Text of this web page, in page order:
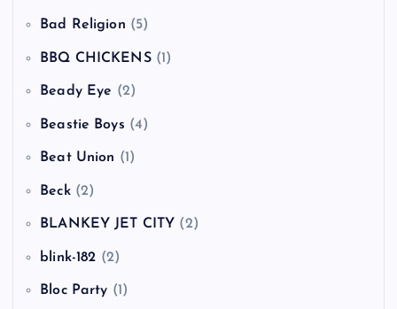
Bad Religion (5)
BBQ CHICKENS(1)
Beady Eye (2)
Beastie Boys (4)
Beat Union (1)
Beck(2)
BLANKEY JET CITY (2)
blink-182 (2)
Bloc Party (1)